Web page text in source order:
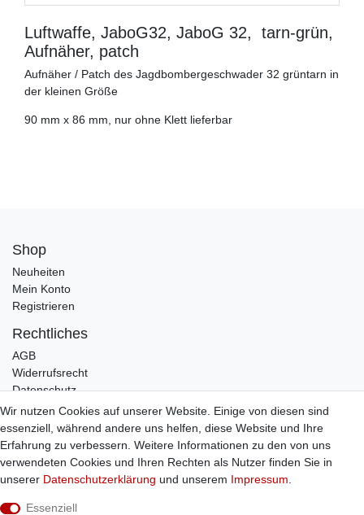
Luftwaffe, JaboG32, JaboG 32, tarn-grün,
Aufnäher, patch
Aufnäher / Patch des Jagdbombergeschwader 32 grüntarn in
der kleinen Größe
90 mm x 86 mm, nur ohne Klett lieferbar
Shop
Neuheiten
Mein Konto
Registrieren
Rechtliches
AGB
Widerrufsrecht
Datenschutz
Impressum
Infos
Zahlung / Versand
Individuelle Anfertigung
Wir nutzen Cookies auf unserer Website. Einige von diesen sind
essenziell, während andere uns helfen, diese Website und Ihre
Erfahrung zu verbessern. Weitere Informationen zu den von uns
verwendeten Cookies und Ihren Rechten als Nutzer finden Sie in
unserer Daten­schutz­erklärung und unserem Impressum
Essenziell